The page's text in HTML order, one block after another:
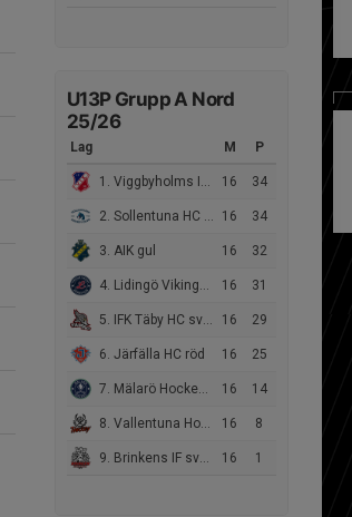
U13P Grupp A Nord
25/26
Lag M P
1. Viggbyholms IK vit 16 34
2. Sollentuna HC röd 16 34
3. AIK gul 16 32
4. Lidingö Vikings HC blå 16 31
5. IFK Täby HC svart 16 29
6. Järfälla HC röd 16 25
7. Mälarö Hockeyförening blå 16 14
8. Vallentuna Hockey röd 16 8
9. Brinkens IF svart 16 1